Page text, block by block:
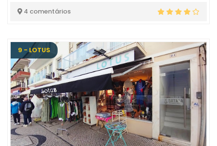
4 comentários
9 - LOTUS